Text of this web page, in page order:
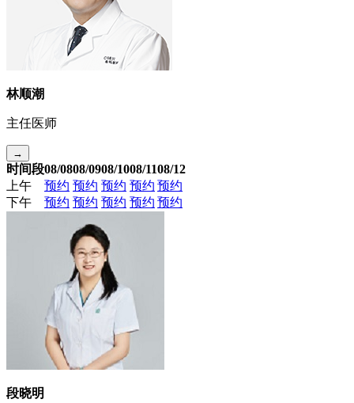
林顺潮
主任医师
→
时间段08/0808/0908/1008/1108/12
上午
预约 预约 预约 预约 预约
下午
预约 预约 预约 预约 预约
段晓明